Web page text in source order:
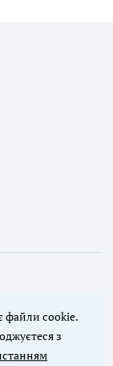
сайту,
допускаються
файли cookie.
з